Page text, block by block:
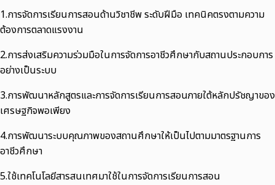
1.การจัดการเรียนการสอนด้านวิชาชีพ ระดับฝีมือ เทคนิคตรงตามความ
ต้องการตลาดแรงงาน
2.การส่งเสริมความร่วมมือในการจัดการอาชีวศึกษากับสถานประกอบการ
อย่างเป็นระบบ
3.การพัฒนาหลักสูตรและการจัดการเรียนการสอนภายใต้หลักปรัชญาของ
เศรษฐกิจพอเพียง
4.การพัฒนาระบบคุณภาพของสถานศึกษาให้เป็นไปตามมาตรฐานการ
อาชีวศึกษา
5.ใช้เทคโนโลยีสารสนเทศมาใช้ในการจัดการเรียนการสอน